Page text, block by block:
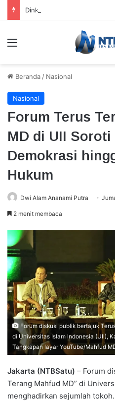
Menu
Beranda / Nasional
Nasional
Forum Terus
MD di UII
Demokrasi
Hukum
Dwi Alam Ananami Putra
2 menit membaca
Forum diskusi publik bertajuk
di Universitas Islam Indonesia (UII),
Tangkapan layar YouTube/Mahfud
Jakarta (NTBSatu) – Forum
Terang Mahfud MD” di
menghadirkan sejumlah